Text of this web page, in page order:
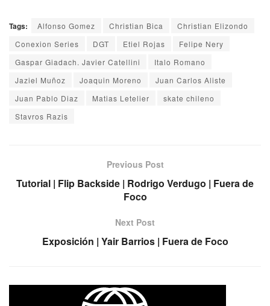
Tags: Alfonso Gomez Christian Bica
Christian Elizondo
Conexion Series
DGT Etiel Rojas
Felipe Nery
Gaspar Giadach. Javier Catellini
Italo Romano
Jaziel Muñoz
Joaquin Moreno
Juan Carlos Aliste
Juan Pablo Diaz
Matias Letelier
skate chileno
Stavros Razis
Previous Post
Tutorial | Flip Backside | Rodrigo Verdugo | Fuera de
Foco
Next Post
Exposición | Yair Barrios | Fuera de Foco